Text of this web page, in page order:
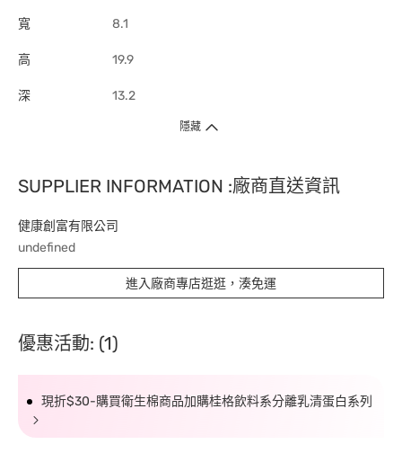
寬 8.1
高 19.9
深 13.2
隱藏
SUPPLIER INFORMATION :廠商直送資訊
健康創富有限公司
undefined
進入廠商專店逛逛，湊免運
優惠活動: (1)
現折$30-購買衛生棉商品加購桂格飲料系分離乳清蛋白系列